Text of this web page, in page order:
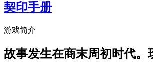
契印手册
游戏简介
故事发生在商末周初时代